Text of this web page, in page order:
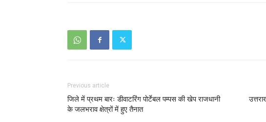
Previous article
जिले में प्रथम बारः डीवाटरिंग पोर्टेबल पम्पस की खेप राजधानी
के जलभराव क्षेत्रों में हुए तैनात